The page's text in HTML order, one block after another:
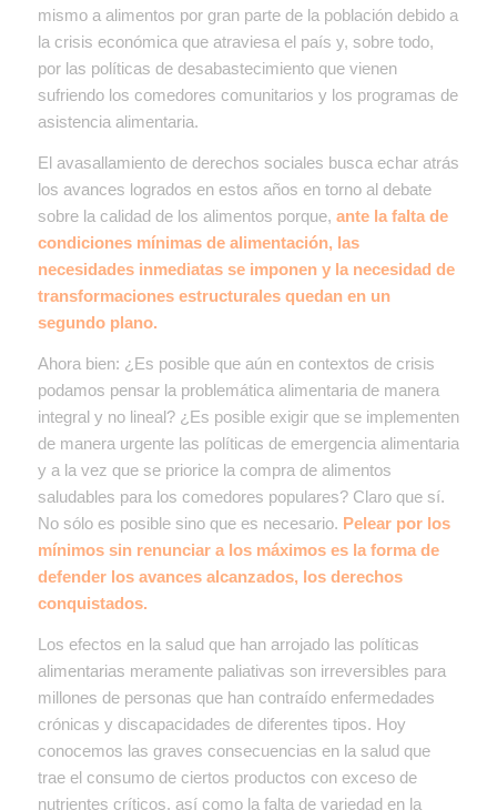
mismo a alimentos por gran parte de la población debido a
la crisis económica que atraviesa el país y, sobre todo,
por las políticas de desabastecimiento que vienen
sufriendo los comedores comunitarios y los programas de
asistencia alimentaria.
El avasallamiento de derechos sociales busca echar atrás
los avances logrados en estos años en torno al debate
sobre la calidad de los alimentos porque, ante la falta de
condiciones mínimas de alimentación, las
necesidades inmediatas se imponen y la necesidad de
transformaciones estructurales quedan en un
segundo plano.
Ahora bien: ¿Es posible que aún en contextos de crisis
podamos pensar la problemática alimentaria de manera
integral y no lineal? ¿Es posible exigir que se implementen
de manera urgente las políticas de emergencia alimentaria
y a la vez que se priorice la compra de alimentos
saludables para los comedores populares? Claro que sí.
No sólo es posible sino que es necesario. Pelear por los
mínimos sin renunciar a los máximos es la forma de
defender los avances alcanzados, los derechos
conquistados.
Los efectos en la salud que han arrojado las políticas
alimentarias meramente paliativas son irreversibles para
millones de personas que han contraído enfermedades
crónicas y discapacidades de diferentes tipos. Hoy
conocemos las graves consecuencias en la salud que
trae el consumo de ciertos productos con exceso de
nutrientes críticos, así como la falta de variedad en la